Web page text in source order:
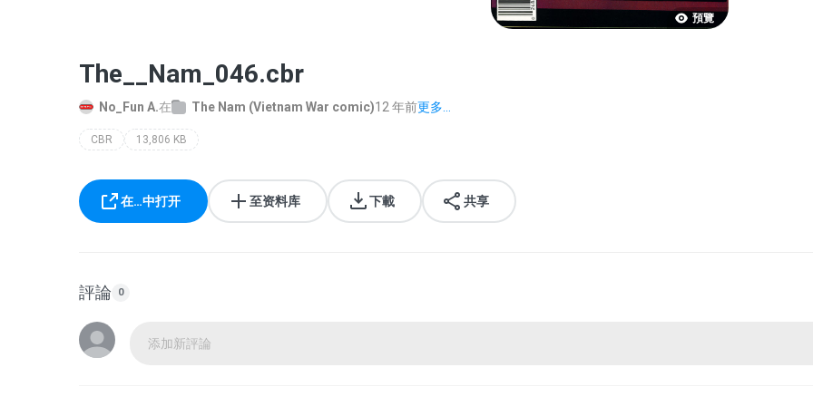
預覽
The__Nam_046.cbr
No_Fun A.在 The Nam (Vietnam War comic)12 年前更多...
CBR 13,806 KB
在…中打开 至资料库 下載 共享
評論 0
添加新評論